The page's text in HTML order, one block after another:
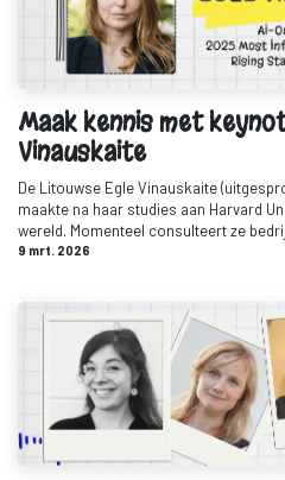
Maak kennis met
Vinauskaite
De Litouwse Egle Vinauskaite
maakte na haar studies aan Harvard
wereld. Momenteel consulteert ze
9 mrt. 2026